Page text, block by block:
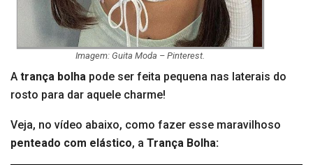
Imagem: Guita Moda – Pinterest.
A trança bolha pode ser feita pequena nas laterais do
rosto para dar aquele charme!
Veja, no vídeo abaixo, como fazer esse maravilhoso
penteado com elástico, a Trança Bolha: